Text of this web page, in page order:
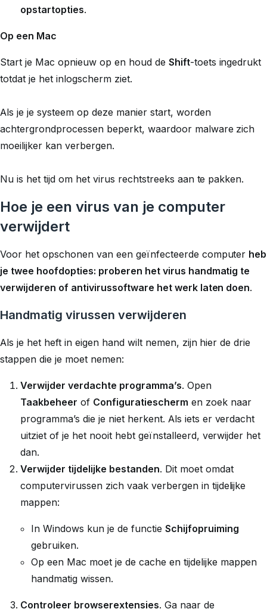
opstartopties.
Op een Mac
Start je Mac opnieuw op en houd de Shift-toets ingedrukt
totdat je het inlogscherm ziet.
Als je je systeem op deze manier start, worden
achtergrondprocessen beperkt, waardoor malware zich
moeilijker kan verbergen.
Nu is het tijd om het virus rechtstreeks aan te pakken.
Hoe je een virus van je computer
verwijdert
Voor het opschonen van een geïnfecteerde computer heb
je twee hoofdopties: proberen het virus handmatig te
verwijderen of antivirussoftware het werk laten doen.
Handmatig virussen verwijderen
Als je het heft in eigen hand wilt nemen, zijn hier de drie
stappen die je moet nemen:
Verwijder verdachte programma’s. Open
Taakbeheer of Configuratiescherm en zoek naar
programma’s die je niet herkent. Als iets er verdacht
uitziet of je het nooit hebt geïnstalleerd, verwijder het
dan.
Verwijder tijdelijke bestanden. Dit moet omdat
computervirussen zich vaak verbergen in tijdelijke
mappen:
In Windows kun je de functie Schijfopruiming
gebruiken.
Op een Mac moet je de cache en tijdelijke mappen
handmatig wissen.
Controleer browserextensies. Ga naar de